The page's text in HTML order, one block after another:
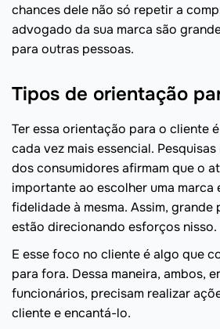
chances dele não só repetir a
advogado da sua marca são
para outras pessoas.
Tipos de orientação
Ter essa orientação para o cliente
cada vez mais essencial.
dos consumidores afirmam que o
importante ao escolher uma marca
fidelidade à mesma. Assim,
estão direcionando esforços nisso.
E esse foco no cliente é algo que
para fora. Dessa maneira, ambos,
funcionários, precisam realizar
cliente e encantá-lo.